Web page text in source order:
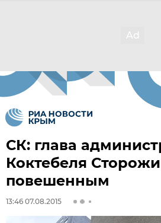
СК: глава
Коктебеля
повешенным
13:46 07.08.2015